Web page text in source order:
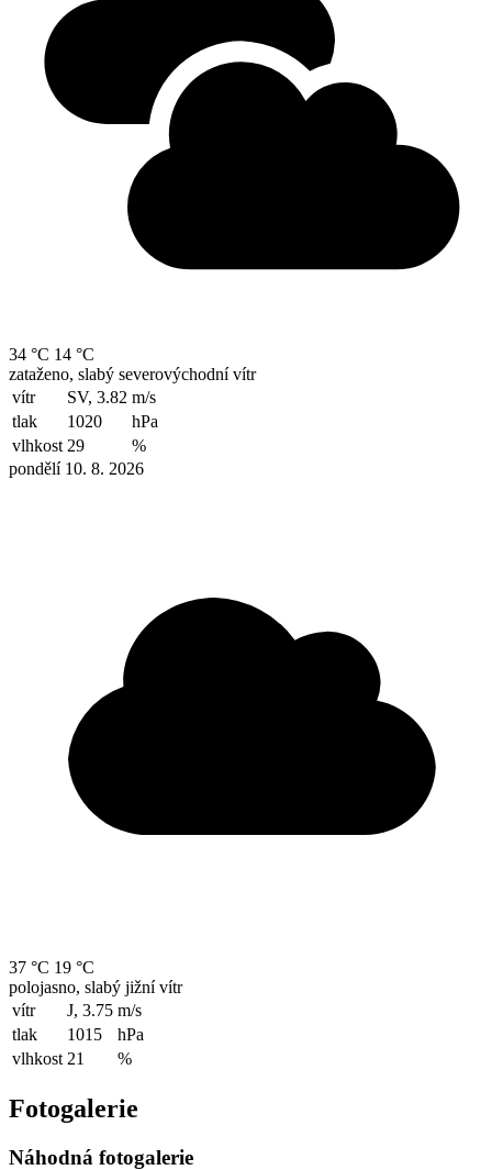
34 °C 14 °C
zataženo, slabý severovýchodní vítr
vítr
SV, 3.82 m/s
tlak
1020
hPa
vlhkost 29
%
pondělí 10. 8. 2026
37 °C 19 °C
polojasno, slabý jižní vítr
vítr
J, 3.75 m/s
tlak
1015
hPa
vlhkost 21 %
Fotogalerie
Náhodná fotogalerie